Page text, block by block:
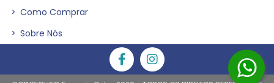
> Como Comprar
> Sobre Nós